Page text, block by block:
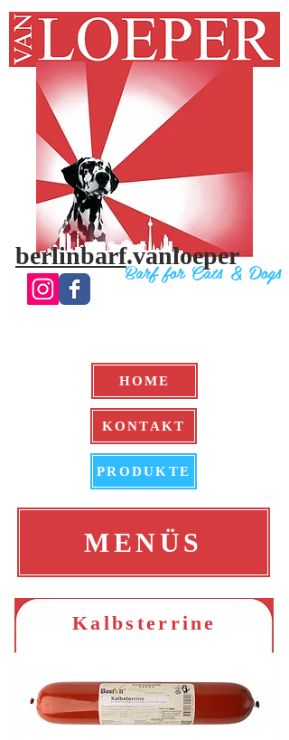
Barf for Cats & Dogs
berlinbarf.vanloeper
HOME
KONTAKT
PRODUKTE
MENÜS
Kalbsterrine